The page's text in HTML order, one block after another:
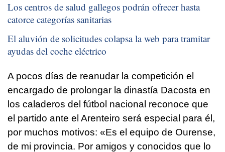
Los centros de salud gallegos podrán ofrecer hasta
catorce categorías sanitarias
El aluvión de solicitudes colapsa la web para tramitar
ayudas del coche eléctrico
A pocos días de reanudar la competición el
encargado de prolongar la dinastía Dacosta en
los caladeros del fútbol nacional reconoce que
el partido ante el Arenteiro será especial para él,
por muchos motivos: «Es el equipo de Ourense,
de mi provincia. Por amigos y conocidos que lo